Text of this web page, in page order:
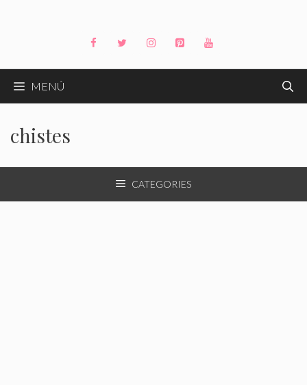
MENÚ
chistes
CATEGORIES